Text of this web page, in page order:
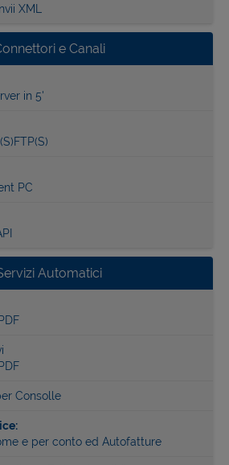
XML
e Canali
in 5'
PC
Automatici
Consolle
e per conto ed Autofatture